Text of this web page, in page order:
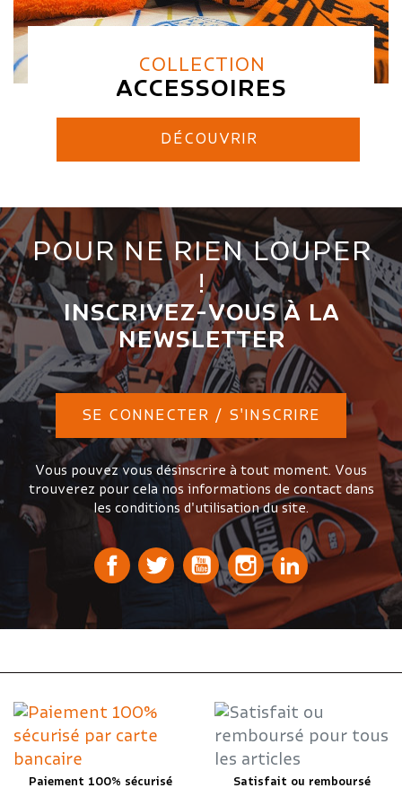
COLLECTION
ACCESSOIRES
DÉCOUVRIR
POUR NE RIEN LOUPER
!
INSCRIVEZ-VOUS À LA
NEWSLETTER
SE CONNECTER / S'INSCRIRE
Vous pouvez vous désinscrire à tout moment. Vous
trouverez pour cela nos informations de contact dans
les conditions d'utilisation du site.
Paiement 100% sécurisé
Satisfait ou remboursé